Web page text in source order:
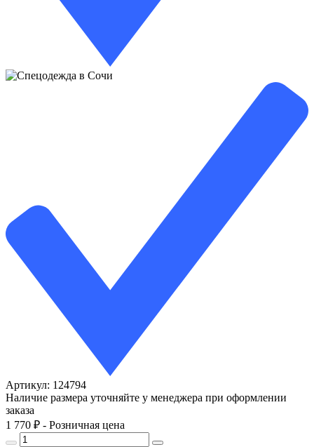
Артикул: 124794
Наличие размера уточняйте у менеджера при оформлении
заказа
1 770 ₽ - Розничная цена